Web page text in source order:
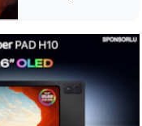
korku gerçek mi
olacak?